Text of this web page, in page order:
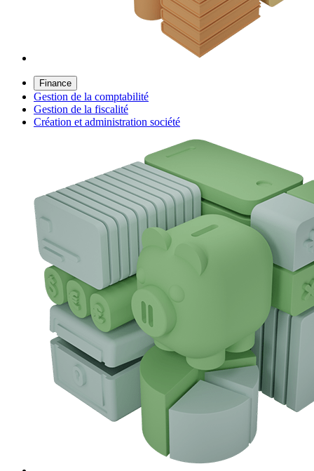
Finance
Gestion de la comptabilité
Gestion de la fiscalité
Création et administration société